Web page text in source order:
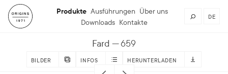
Produkte Ausführungen Über uns
Downloads Kontakte
DE
Fard 659
BILDER INFOS HERUNTERLADEN